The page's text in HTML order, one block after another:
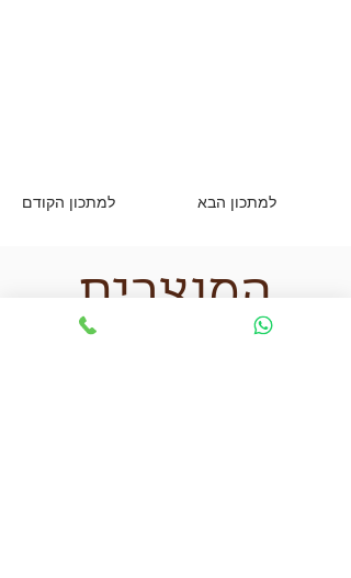
למתכון הקודם למתכון הבא
המוצרים